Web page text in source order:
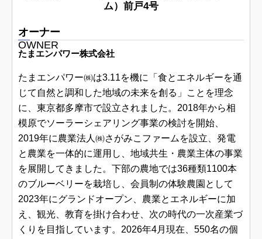
ム）前戸4号
オーナー
OWNER
たまエンパワー株式会社
たまエンパワー㈱は3.11を機に「食とエネルギーを通
じて自然と調和した地域の未来を創る」ことを理念
に、東京都多摩市で設立されました。2018年から相
模原でソーラーシェアリング事業の検討を開始、
2019年に農業法人㈱さがみこファームを設立、発電
と農業を一体的に運用し、地域共生・農業主体の事業
を展開してきました。下部の農地では36種類1100本
のブルーベリーを栽培し、会員制の体験農園として
2023年にグランドオープン、農業とエネルギーに加
え、観光、教育を掛け合わせ、次の時代の一次産業づ
くりを目指しています。2026年4月現在、550名の個